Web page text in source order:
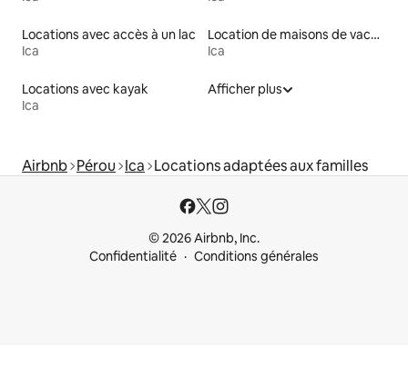
Locations avec accès à un lac
Ica
Location de maisons de vacances
Ica
Locations avec kayak
Ica
Afficher plus
Airbnb Pérou Ica Locations adaptées aux familles
© 2026 Airbnb, Inc.
Confidentialité
Conditions générales